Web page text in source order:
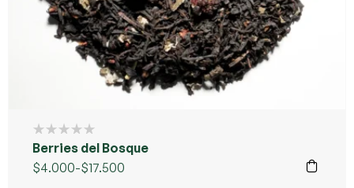
Berries del Bosque
$4.000-$17.500